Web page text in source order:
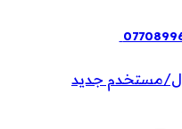
مستخدم جديد